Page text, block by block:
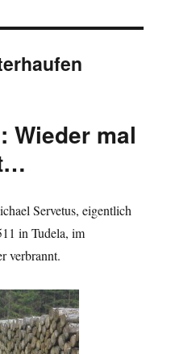
Wieder mal
Servetus, eigentlich
in Tudela, im
verbrannt.